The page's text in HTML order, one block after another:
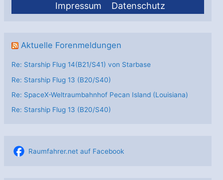
Impressum Datenschutz
Aktuelle Forenmeldungen
Re: Starship Flug 14(B21/S41) von Starbase
Re: Starship Flug 13 (B20/S40)
Re: SpaceX-Weltraumbahnhof Pecan Island (Louisiana)
Re: Starship Flug 13 (B20/S40)
Raumfahrer.net auf Facebook